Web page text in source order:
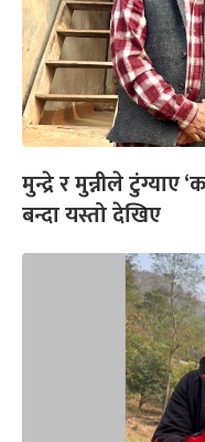
मुन्द्रे र मुन्नीले टुंग्याए
बन्दा यस्तो देखिए